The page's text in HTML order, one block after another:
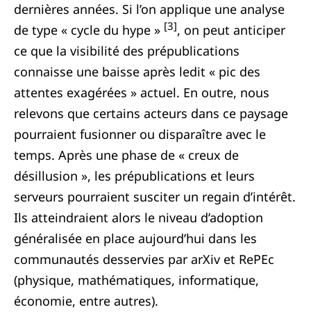
dernières années. Si l’on applique une analyse
de type « cycle du hype » [3], on peut anticiper
ce que la visibilité des prépublications
connaisse une baisse après ledit « pic des
attentes exagérées » actuel. En outre, nous
relevons que certains acteurs dans ce paysage
pourraient fusionner ou disparaître avec le
temps. Après une phase de « creux de
désillusion », les prépublications et leurs
serveurs pourraient susciter un regain d’intérêt.
Ils atteindraient alors le niveau d’adoption
généralisée en place aujourd’hui dans les
communautés desservies par arXiv et RePEc
(physique, mathématiques, informatique,
économie, entre autres).